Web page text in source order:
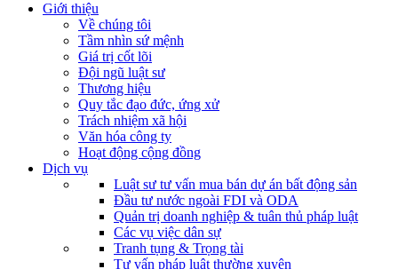
Giới thiệu
Về chúng tôi
Tầm nhìn sứ mệnh
Giá trị cốt lõi
Đội ngũ luật sư
Thương hiệu
Quy tắc đạo đức, ứng xử
Trách nhiệm xã hội
Văn hóa công ty
Hoạt động cộng đồng
Dịch vụ
Luật sư tư vấn mua bán dự án bất động sản
Đầu tư nước ngoài FDI và ODA
Quản trị doanh nghiệp & tuân thủ pháp luật
Các vụ việc dân sự
Tranh tụng & Trọng tài
Tư vấn pháp luật thường xuyên